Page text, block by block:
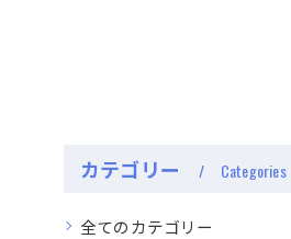
カテゴリー Categories
全てのカテゴリー